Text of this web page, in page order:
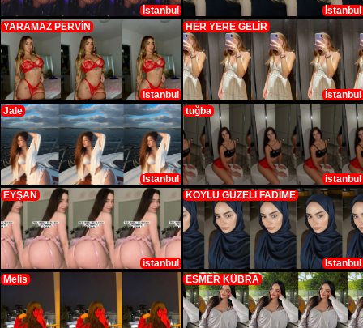
İstanbul
İstanbul
YARAMAZ PERVİN
istanbul
HER YERE GELİR
İstanbul
Jale
İstanbul
tuğba
istanbul
EYŞAN
istanbul
KÖYLÜ GÜZELİ FADİME
İstanbul
Melis
ESMER KÜBRA